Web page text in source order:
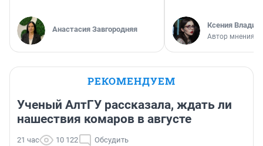
Анастасия Завгородняя Ксения
Автор мнения
РЕКОМЕНДУЕМ
Ученый АлтГУ рассказала, ждать ли
нашествия комаров в августе
21 час 10 122 Обсудить